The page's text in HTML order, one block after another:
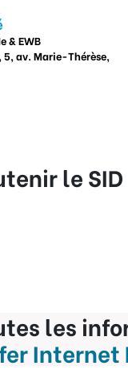
& EWB
av. Marie-Thérèse,
le SID
les
Internet